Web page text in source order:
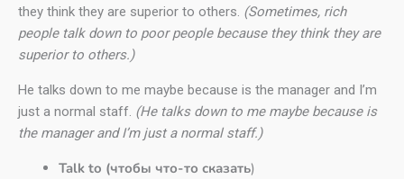
they think they are superior to others. (Sometimes, rich
people talk down to poor people because they think they are
superior to others.)
He talks down to me maybe because is the manager and I’m
just a normal staff. (He talks down to me maybe because is
the manager and I’m just a normal staff.)
Talk to (чтобы что-то сказать)